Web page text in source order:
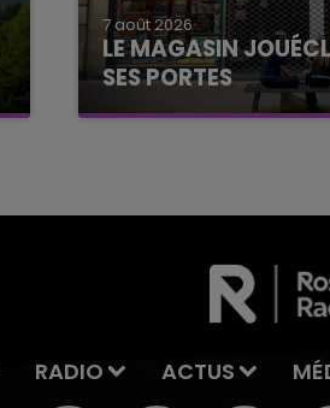
7 août 2026
LE MAGASIN
SES PORTES
C'était l'une des
RADIO ACTUS